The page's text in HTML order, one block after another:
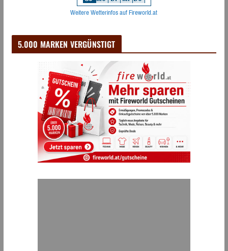
Weitere Wetterinfos auf Fireworld.at
5.000 MARKEN VERGÜNSTIGT